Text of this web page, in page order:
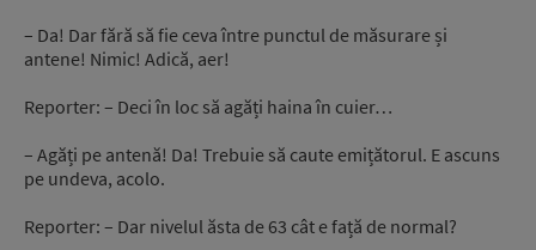
– Da! Dar fără să fie ceva între punctul de măsurare și
antene! Nimic! Adică, aer!
Reporter: – Deci în loc să agăți haina în cuier…
– Agăți pe antenă! Da! Trebuie să caute emițătorul. E ascuns
pe undeva, acolo.
Reporter: – Dar nivelul ăsta de 63 cât e față de normal?